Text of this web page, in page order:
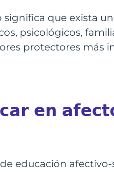
significa que exista
psicológicos,
protectores más
𝗲𝗻
educación